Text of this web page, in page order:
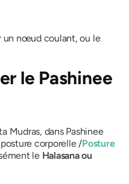
un nœud coulant, ou le
le Pashinee
Mudras, dans Pashinee
corporelle /Posture
le Halasanaou